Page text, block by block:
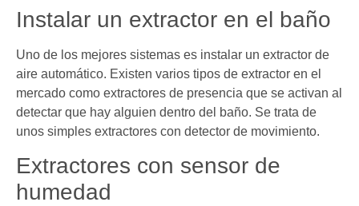
Instalar un extractor en el baño
Uno de los mejores sistemas es instalar un extractor de
aire automático. Existen varios tipos de extractor en el
mercado como extractores de presencia que se activan al
detectar que hay alguien dentro del baño. Se trata de
unos simples extractores con detector de movimiento.
Extractores con sensor de
humedad